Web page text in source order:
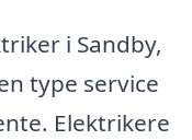
i Sandby,
type service
Elektrikere